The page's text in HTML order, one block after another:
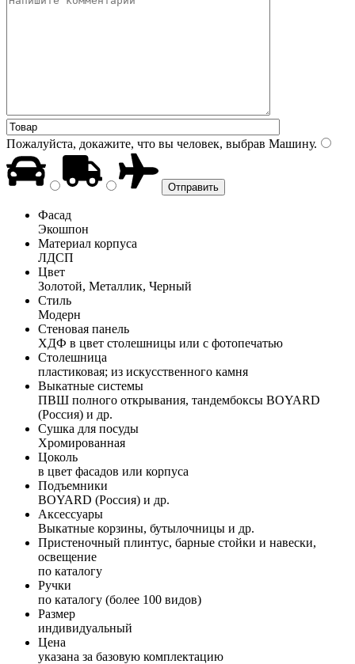
Пожалуйста, докажите, что вы человек, выбрав Машину.
Фасад
Экошпон
Материал корпуса
ЛДСП
Цвет
Золотой, Металлик, Черный
Стиль
Модерн
Стеновая панель
ХДФ в цвет столешницы или с фотопечатью
Столешница
пластиковая; из искусственного камня
Выкатные системы
ПВШ полного открывания, тандембоксы BOYARD
(Россия) и др.
Сушка для посуды
Хромированная
Цоколь
в цвет фасадов или корпуса
Подъемники
BOYARD (Россия) и др.
Аксессуары
Выкатные корзины, бутылочницы и др.
Пристеночный плинтус, барные стойки и навески,
освещение
по каталогу
Ручки
по каталогу (более 100 видов)
Размер
индивидуальный
Цена
указана за базовую комплектацию